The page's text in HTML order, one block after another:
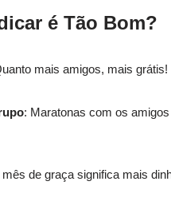
é Tão Bom?
mais amigos, mais grátis!
: Maratonas com os
de graça significa mais